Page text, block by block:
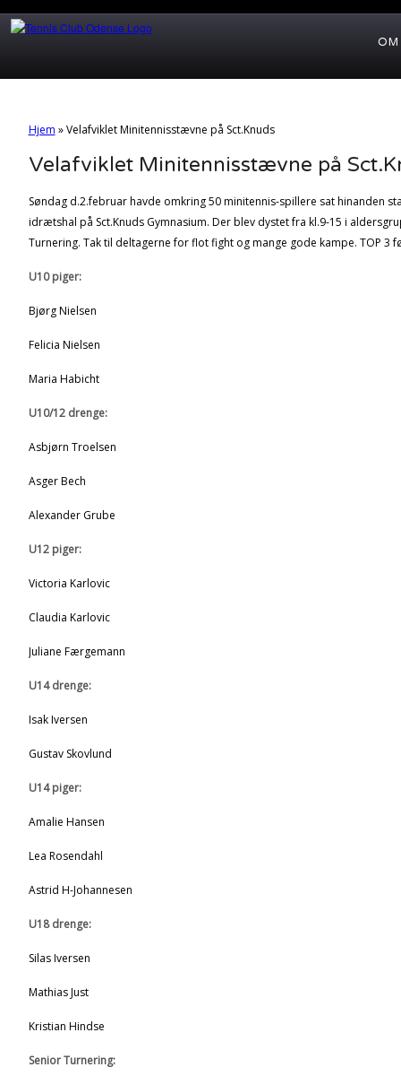
OM
Hjem »Velafviklet Minitennisstævne på Sct.Knuds
Velafviklet Minitennisstævne på
Søndag d.2.februar havde omkring 50 minitennis-spillere sat hinanden
idrætshal på Sct.Knuds Gymnasium. Der blev dystet fra kl.9-15 i
Turnering. Tak til deltagerne for flot fight og mange gode kampe. TOP 3
U10 piger:
Bjørg Nielsen
Felicia Nielsen
Maria Habicht
U10/12 drenge:
Asbjørn Troelsen
Asger Bech
Alexander Grube
U12 piger:
Victoria Karlovic
Claudia Karlovic
Juliane Færgemann
U14 drenge:
Isak Iversen
Gustav Skovlund
U14 piger:
Amalie Hansen
Lea Rosendahl
Astrid H-Johannesen
U18 drenge:
Silas Iversen
Mathias Just
Kristian Hindse
Senior Turnering: